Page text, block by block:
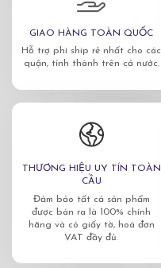
GIAO HÀNG TOÀN QUỐC
Hỗ trợ phí ship rẻ nhất cho các
quận, tỉnh thành trên cả nước.
THƯƠNG HIỆU UY TÍN TOÀN
CẦU
Đảm bảo tất cả sản phẩm
được bán ra là 100% chính
hãng và có giấy tờ, hoá đơn
VAT đầy đủ.